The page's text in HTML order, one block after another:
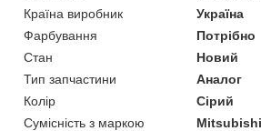
Країна виробник
Україна
Фарбування
Потрібно
Стан
Новий
Тип запчастини
Аналог
Колір
Сірий
Сумісність з маркою
Mitsubishi